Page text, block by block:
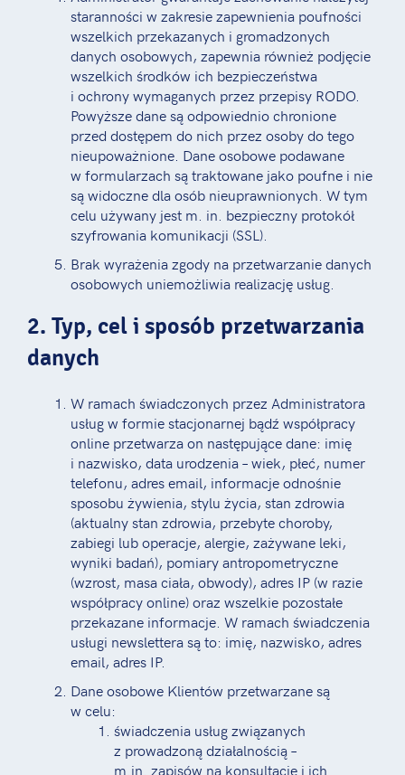
staranności w zakresie zapewnienia poufności
wszelkich przekazanych i gromadzonych
danych osobowych, zapewnia również podjęcie
wszelkich środków ich bezpieczeństwa
i ochrony wymaganych przez przepisy RODO.
Powyższe dane są odpowiednio chronione
przed dostępem do nich przez osoby do tego
nieupoważnione. Dane osobowe podawane
w formularzach są traktowane jako poufne i nie
są widoczne dla osób nieuprawnionych. W tym
celu używany jest m. in. bezpieczny protokół
szyfrowania komunikacji (SSL).
Brak wyrażenia zgody na przetwarzanie danych
osobowych uniemożliwia realizację usług.
2. Typ, cel i sposób przetwarzania
danych
W ramach świadczonych przez Administratora
usług w formie stacjonarnej bądź współpracy
online przetwarza on następujące dane: imię
i nazwisko, data urodzenia – wiek, płeć, numer
telefonu, adres email, informacje odnośnie
sposobu żywienia, stylu życia, stan zdrowia
(aktualny stan zdrowia, przebyte choroby,
zabiegi lub operacje, alergie, zażywane leki,
wyniki badań), pomiary antropometryczne
(wzrost, masa ciała, obwody), adres IP (w razie
współpracy online) oraz wszelkie pozostałe
przekazane informacje. W ramach świadczenia
usługi newslettera są to: imię, nazwisko, adres
email, adres IP.
Dane osobowe Klientów przetwarzane są
w celu:
świadczenia usług związanych
z prowadzoną działalnością –
m.in. zapisów na konsultacje i ich